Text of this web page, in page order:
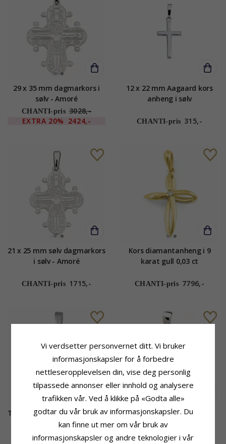
29 x 35 mm dagmarkors i
sølv - Amoré
CHANTI-pris 3028,-
EXTRA 20% 2424,-
12 x 22 mm Aagaard kors
anheng i sølv
CHANTI-pris 315,-
21 x 25 mm sølv dagmarkors
i sølv - Amoré
CHANTI-pris 1715,-
Kors diamantanheng i 9
karat gull 0,03 ct
CHANTI-pris 7796,-
Tro-håp-kjærlighet anheng i
sølv
15 x 24 mm kors anheng i
rodinert sølv
Vi verdsetter personvernet ditt. Vi bruker
informasjonskapsler for å forbedre
nettleseropplevelsen din, vise deg personlig
tilpassede annonser eller innhold og analysere
trafikken vår. Ved å klikke på «Godta alle»
godtar du vår bruk av informasjonskapsler. Du
kan finne ut mer om vår bruk av
informasjonskapsler og andre teknologier i vår